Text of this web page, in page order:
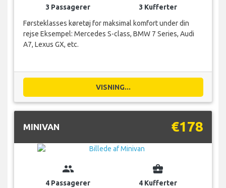
3 Passagerer
3 Kufferter
Førsteklasses køretøj for maksimal komfort under din
rejse Eksempel: Mercedes S-class, BMW 7 Series, Audi
A7, Lexus GX, etc.
VISNING...
MINIVAN €178
group
4 Passagerer
business_center
4 Kufferter